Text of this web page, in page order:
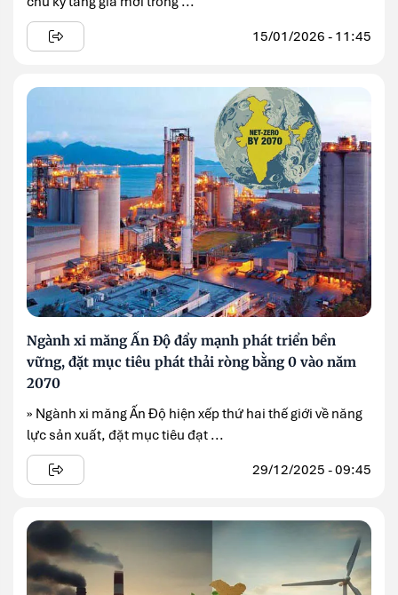
15/01/2026 - 11:45
Ngành xi măng Ấn Độ đẩy mạnh phát triển bền
vững, đặt mục tiêu phát thải ròng bằng 0 vào năm
2070
» Ngành xi măng Ấn Độ hiện xếp thứ hai thế giới về năng
lực sản xuất, đặt mục tiêu đạt ...
29/12/2025 - 09:45